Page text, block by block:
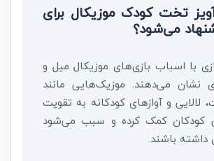
تخت کودک موزیکال برای
می‌شود؟
با اسباب بازی‌های موزیکال میل و
نشان می‌دهند. موزیک‌هایی مانند
و آواز‌های کودکانه به تقویت
کمک کرده و سبب می‌شود
داشته باشند.